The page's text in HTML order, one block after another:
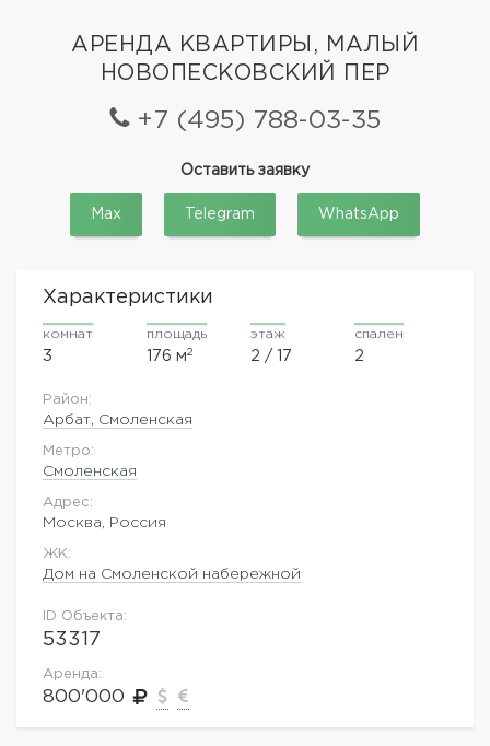
АРЕНДА КВАРТИРЫ, МАЛЫЙ
НОВОПЕСКОВСКИЙ ПЕР
+7 (495) 788-03-35
Оставить заявку
Max Telegram WhatsApp
Характеристики
комнат
3
площадь
176 м2
этаж
2 / 17
спален
2
Район:
Арбат, Смоленская
Метро:
Смоленская
Адрес:
Москва, Россия
ЖK:
Дом на Смоленской набережной
ID Объекта:
53317
Аренда:
800'000